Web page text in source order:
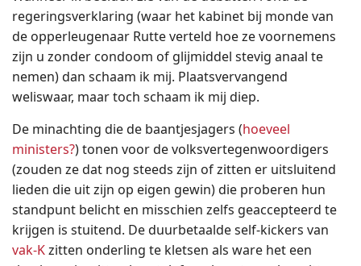
regeringsverklaring (waar het kabinet bij monde van
de opperleugenaar Rutte verteld hoe ze voornemens
zijn u zonder condoom of glijmiddel stevig anaal te
nemen) dan schaam ik mij. Plaatsvervangend
weliswaar, maar toch schaam ik mij diep.
De minachting die de baantjesjagers (hoeveel
ministers?) tonen voor de volksvertegenwoordigers
(zouden ze dat nog steeds zijn of zitten er uitsluitend
lieden die uit zijn op eigen gewin) die proberen hun
standpunt belicht en misschien zelfs geaccepteerd te
krijgen is stuitend. De duurbetaalde self-kickers van
vak-Kzitten onderling te kletsen als ware het een